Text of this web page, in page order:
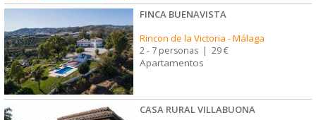
FINCA BUENAVISTA
Rincon de la Victoria -Málaga
2 - 7 personas 29 €
Apartamentos
CASA RURAL VILLABUONA